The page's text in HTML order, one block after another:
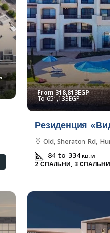
From318,813EGP
651,133EGP
Резиденция
Old, Sheraton Rd,
84 to 334кв.м
2 СПАЛЬНИ, 3